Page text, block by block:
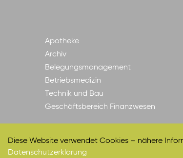
Apotheke
Archiv
Belegungsmanagement
Betriebsmedizin
Technik und Bau
Geschäftsbereich Finanzwesen
Diese Website verwendet Cookies – nähere
Datenschutzerklärung